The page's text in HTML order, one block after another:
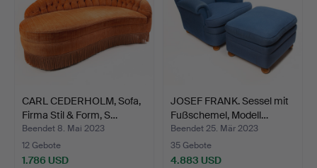
CARL CEDERHOLM, Sofa,
Firma Stil & Form, S…
Beendet 8. Mai 2023
12 Gebote
1.786 USD
JOSEF FRANK. Sessel mit
Fußschemel, Modell…
Beendet 25. Mär 2023
35 Gebote
4.883 USD